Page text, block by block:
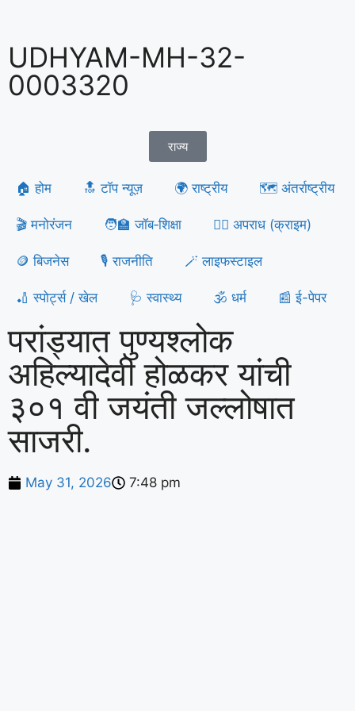
UDHYAM-MH-32-
0003320
राज्य
🏠 होम 🔝 टॉप न्यूज़ 🌍 राष्ट्रीय 🗺️ अंतर्राष्ट्रीय
🎬 मनोरंजन 🧑‍🏫 जॉब‑शिक्षा 🕵️‍♀️ अपराध (क्राइम)
🪙 बिजनेस 🎙️ राजनीति 🪄 लाइफस्टाइल
🏏 स्पोर्ट्स / खेल 🩺 स्वास्थ्य 🕉️ धर्म 📰 ई-पेपर
परांड्यात पुण्यश्लोक
अहिल्यादेवी होळकर यांची
३०१ वी जयंती जल्लोषात
साजरी.
May 31, 2026 7:48 pm